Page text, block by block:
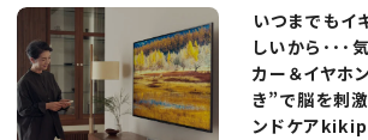
いつまでもイ
しいから･･･
カー＆イヤホ
き”で脳を刺
ンドケア